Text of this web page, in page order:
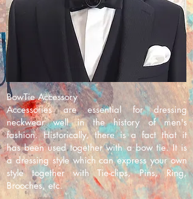
BowTie Accessory
Accessories are essential for dressing
neckwear well in the history of men's
fashion. Historically, there is a fact that it
has been used together with a bow tie. It is
a dressing style which can express your own
style together with Tie-clips, Pins, Ring,
Brooches, etc.